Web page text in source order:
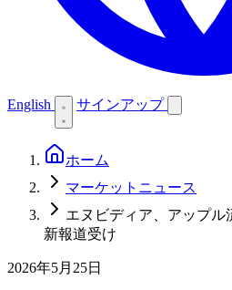
English サインアップ
ホーム
マーケットニュース
エヌビディア、アップル
新報道受け
2026年5月25日